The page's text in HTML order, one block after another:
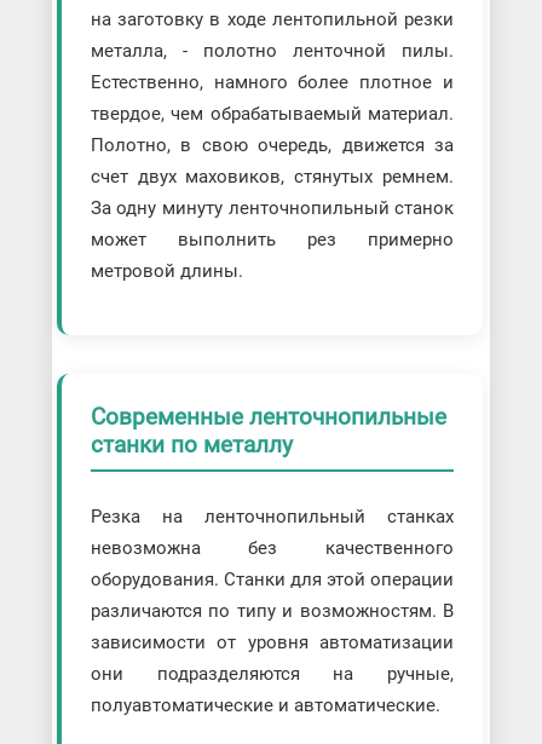
на заготовку в ходе лентопильной резки
металла, - полотно ленточной пилы.
Естественно, намного более плотное и
твердое, чем обрабатываемый материал.
Полотно, в свою очередь, движется за
счет двух маховиков, стянутых ремнем.
За одну минуту ленточнопильный станок
может выполнить рез примерно
метровой длины.
Современные ленточнопильные
станки по металлу
Резка на ленточнопильный станках
невозможна без качественного
оборудования. Станки для этой операции
различаются по типу и возможностям. В
зависимости от уровня автоматизации
они подразделяются на ручные,
полуавтоматические и автоматические.